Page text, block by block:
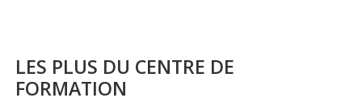
LES PLUS DU CENTRE DE
FORMATION